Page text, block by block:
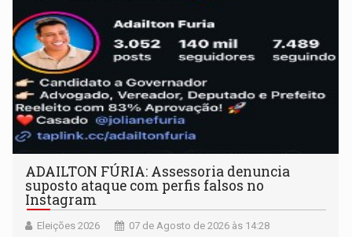
ADAILTON FÚRIA: Assessoria denuncia
suposto ataque com perfis falsos no
Instagram
Eleições 2026 07 de Agosto de 2026 às 14:28